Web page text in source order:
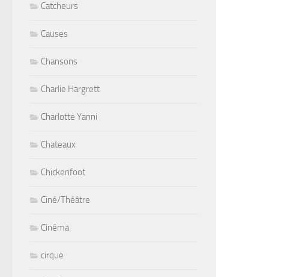
Catcheurs
Causes
Chansons
Charlie Hargrett
Charlotte Yanni
Chateaux
Chickenfoot
Ciné/Théâtre
Cinéma
cirque